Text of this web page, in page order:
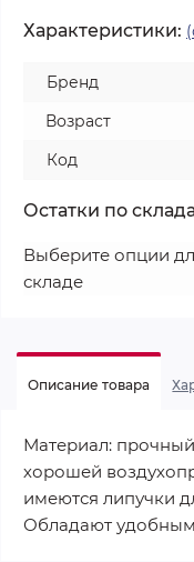
Характеристики:
Бренд
Возраст
Код
Остатки по
Выберите опции
складе
Описание товара
Материал:
хорошей
имеются липучки
Обладают